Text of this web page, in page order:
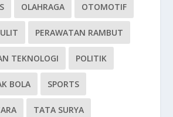
OLAHRAGA OTOMOTIF
PERAWATAN RAMBUT
TEKNOLOGI POLITIK
BOLA SPORTS
TATA SURYA